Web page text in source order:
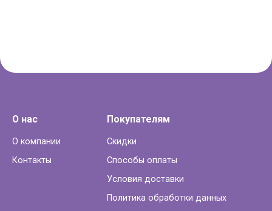
О нас
О компании
Контакты
Покупателям
Скидки
Способы оплаты
Условия доставки
Политика обработки данных